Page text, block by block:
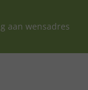
aan wensadres